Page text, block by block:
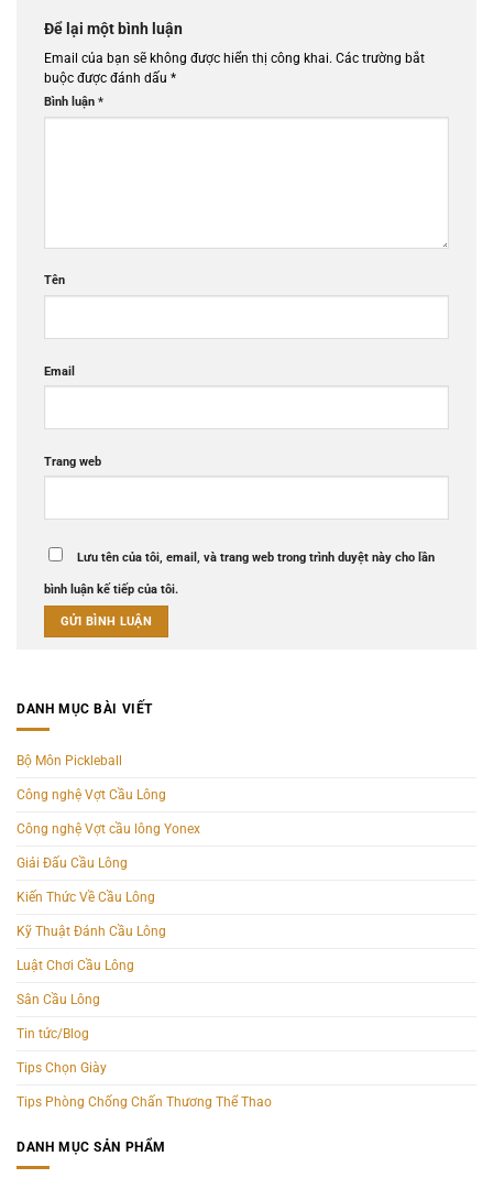
Để lại một bình luận
Email của bạn sẽ không được hiển thị công khai. Các trường bắt
buộc được đánh dấu *
Bình luận *
Tên
Email
Trang web
Lưu tên của tôi, email, và trang web trong trình duyệt này cho lần
bình luận kế tiếp của tôi.
DANH MỤC BÀI VIẾT
Bộ Môn Pickleball
Công nghệ Vợt Cầu Lông
Công nghệ Vợt cầu lông Yonex
Giải Đấu Cầu Lông
Kiến Thức Về Cầu Lông
Kỹ Thuật Đánh Cầu Lông
Luật Chơi Cầu Lông
Sân Cầu Lông
Tin tức/Blog
Tips Chọn Giày
Tips Phòng Chống Chấn Thương Thể Thao
DANH MỤC SẢN PHẨM